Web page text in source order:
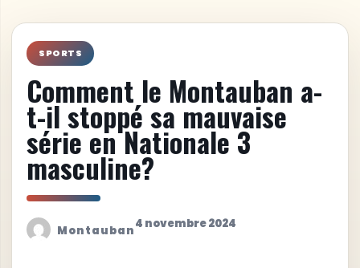
SPORTS
Comment le Montauban a-
t-il stoppé sa mauvaise
série en Nationale 3
masculine?
Montauban4 novembre 2024